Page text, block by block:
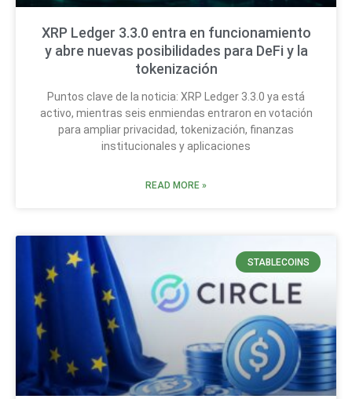
XRP Ledger 3.3.0 entra en funcionamiento
y abre nuevas posibilidades para DeFi y la
tokenización
Puntos clave de la noticia: XRP Ledger 3.3.0 ya está
activo, mientras seis enmiendas entraron en votación
para ampliar privacidad, tokenización, finanzas
institucionales y aplicaciones
READ MORE »
STABLECOINS